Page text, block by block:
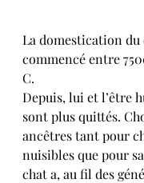
La domestication du
commencé entre
C.
Depuis, lui et l’être
sont plus quittés.
ancêtres tant pour
nuisibles que pour
chat a, au fil des